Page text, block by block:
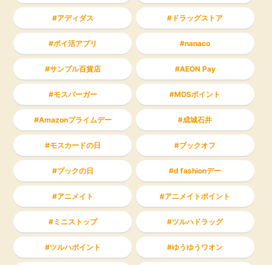
アディダス ドラッグストア
ポイ活アプリ nanaco
サンプル百貨店 AEON Pay
モスバーガー MOSポイント
Amazonプライムデー 成城石井
モスカードの日 ブックオフ
ブックの日 d fashionデー
アニメイト アニメイトポイント
ミニストップ ツルハドラッグ
ツルハポイント ゆうゆうワオン